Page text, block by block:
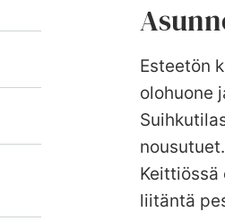
Esteetön
olohuone
Keittiössä
liitäntä